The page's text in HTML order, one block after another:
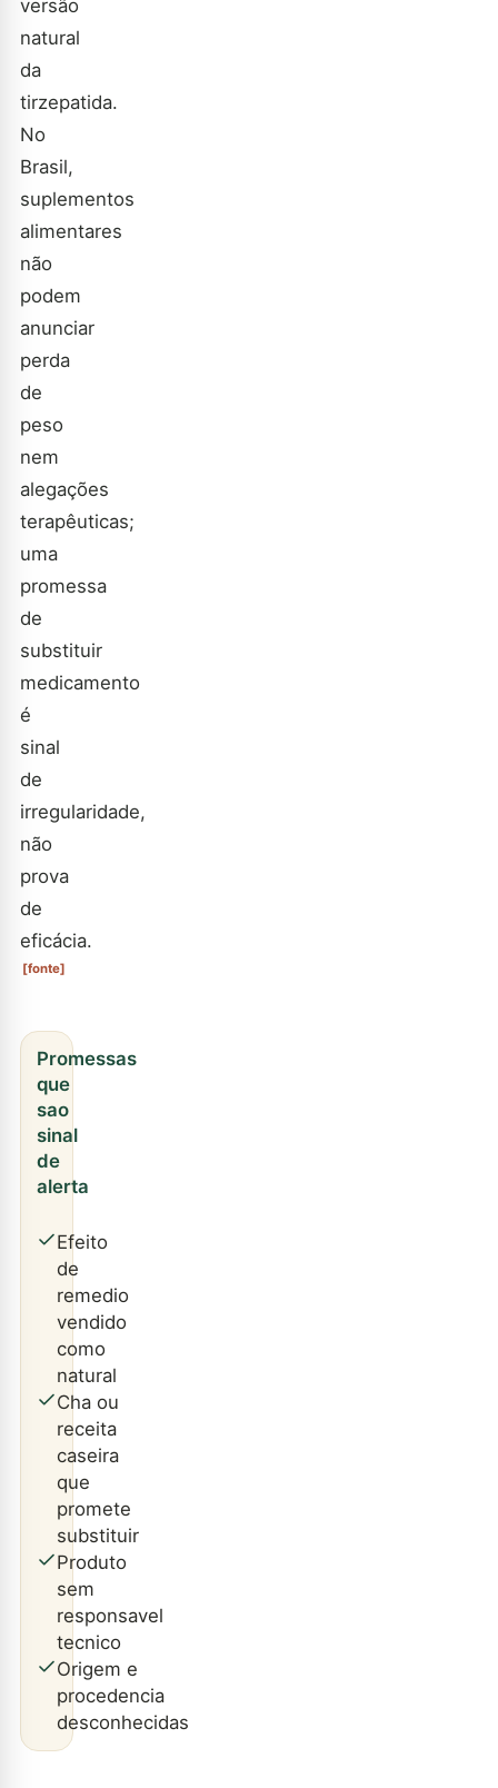
versão
natural
da
tirzepatida.
No
Brasil,
suplementos
alimentares
não
podem
anunciar
perda
de
peso
nem
alegações
terapêuticas;
uma
promessa
de
substituir
medicamento
é
sinal
de
irregularidade,
não
prova
de
eficácia.
[fonte]
Promessas
que
sao
sinal
de
alerta
Efeito
de
remedio
vendido
como
natural
Cha ou
receita
caseira
que
promete
substituir
Produto
sem
responsavel
tecnico
Origem e
procedencia
desconhecidas